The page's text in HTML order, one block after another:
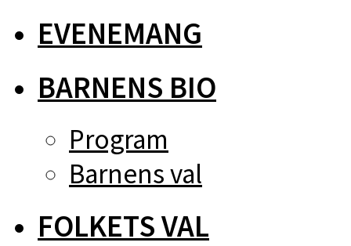
EVENEMANG
BARNENS BIO
Program
Barnens val
FOLKETS VAL